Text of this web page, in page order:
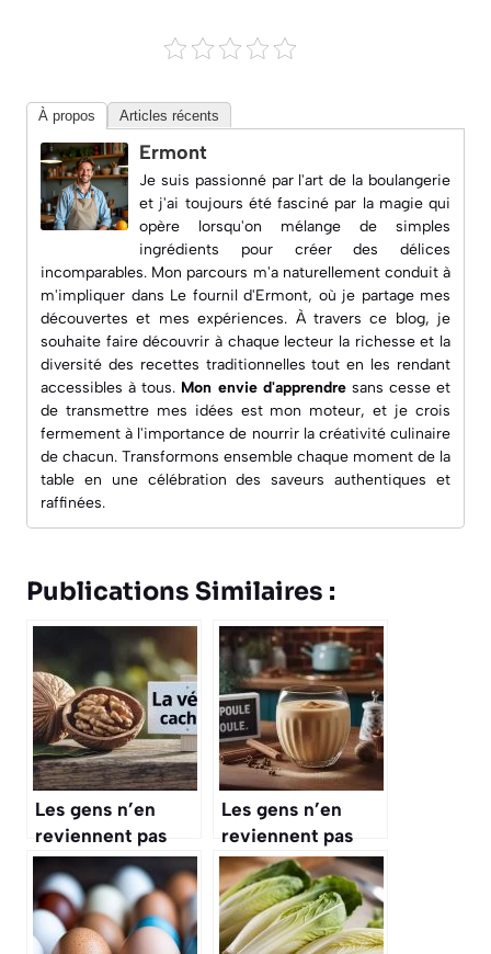
À propos Articles récents
Ermont
Je suis passionné par l'art de la boulangerie
et j'ai toujours été fasciné par la magie qui
opère lorsqu'on mélange de simples
ingrédients pour créer des délices
incomparables. Mon parcours m'a naturellement conduit à
m'impliquer dans Le fournil d'Ermont, où je partage mes
découvertes et mes expériences. À travers ce blog, je
souhaite faire découvrir à chaque lecteur la richesse et la
diversité des recettes traditionnelles tout en les rendant
accessibles à tous. Mon envie d'apprendresans cesse et
de transmettre mes idées est mon moteur, et je crois
fermement à l'importance de nourrir la créativité culinaire
de chacun. Transformons ensemble chaque moment de la
table en une célébration des saveurs authentiques et
raffinées.
Publications Similaires :
Les gens n’en
reviennent pas
quand ils
apprennent que la
noix n’est pas ce
qu’ils croient, la
Les gens n’en
reviennent pas
quand ils
apprennent que le
« lait de poule »
ne contient pas de